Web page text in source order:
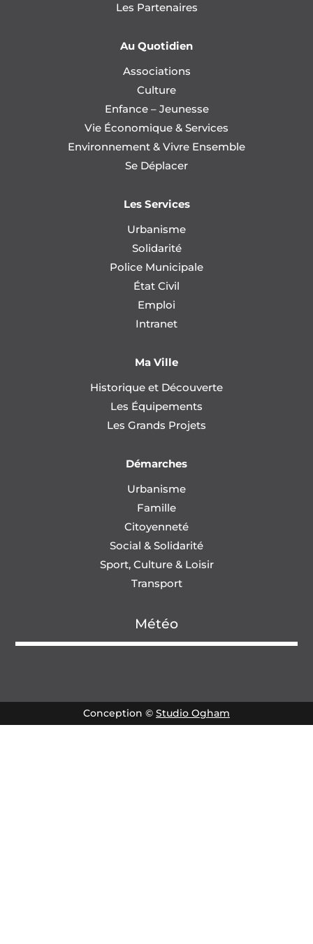
Les Partenaires
Au Quotidien
Associations
Culture
Enfance – Jeunesse
Vie Économique & Services
Environnement & Vivre Ensemble
Se Déplacer
Les Services
Urbanisme
Solidarité
Police Municipale
État Civil
Emploi
Intranet
Ma Ville
Historique et Découverte
Les Équipements
Les Grands Projets
Démarches
Urbanisme
Famille
Citoyenneté
Social & Solidarité
Sport, Culture & Loisir
Transport
Météo
Conception © Studio Ogham